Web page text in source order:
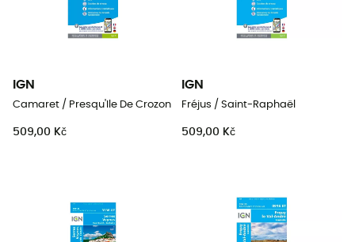
IGN
Camaret / Presqu'Ile De Crozon
509,00 Kč
IGN
Fréjus / Saint-Raphaël
509,00 Kč